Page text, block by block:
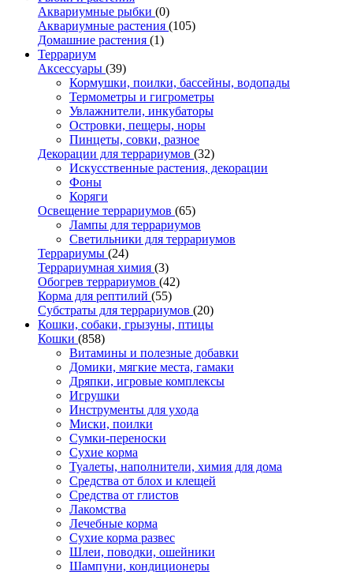
Аквариумные рыбки (0)
Аквариумные растения (105)
Домашние растения (1)
Террариум
Аксессуары (39)
Кормушки, поилки, бассейны, водопады
Термометры и гигрометры
Увлажнители, инкубаторы
Островки, пещеры, норы
Пинцеты, совки, разное
Декорации для террариумов (32)
Искусственные растения, декорации
Фоны
Коряги
Освещение террариумов (65)
Лампы для террариумов
Светильники для террариумов
Террариумы (24)
Террариумная химия (3)
Обогрев террариумов (42)
Корма для рептилий (55)
Субстраты для террариумов (20)
Кошки, собаки, грызуны, птицы
Кошки (858)
Витамины и полезные добавки
Домики, мягкие места, гамаки
Дряпки, игровые комплексы
Игрушки
Инструменты для ухода
Миски, поилки
Сумки-переноски
Сухие корма
Туалеты, наполнители, химия для дома
Средства от блох и клещей
Средства от глистов
Лакомства
Лечебные корма
Сухие корма развес
Шлеи, поводки, ошейники
Шампуни, кондиционеры